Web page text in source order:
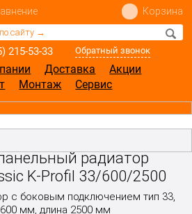
215-53-33 Обратный звонок
Корзина
Доставка
Акции
Монтаж Сервис
радиатор
K-Profil 33/600/2500
с боковым подключением тип 33,
мм, длина 2500 мм